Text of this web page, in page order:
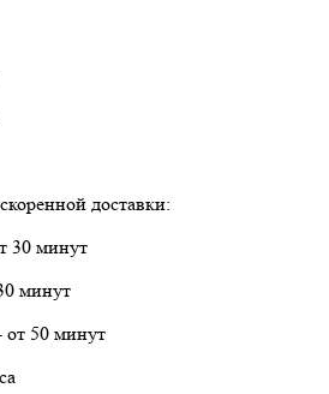
доставки:
30 минут
минут
от 50 минут